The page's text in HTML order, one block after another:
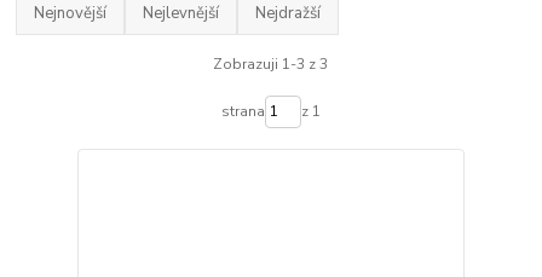
Nejnovější Nejlevnější Nejdražší
Zobrazuji 1-3 z 3
strana z 1